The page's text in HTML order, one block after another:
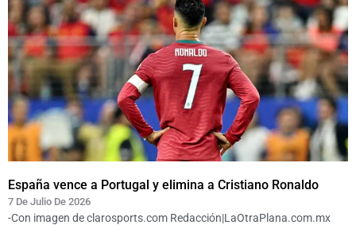
España vence a Portugal y elimina a Cristiano Ronaldo
7 De Julio De 2026
-Con imagen de clarosports.com Redacción|LaOtraPlana.com.mx